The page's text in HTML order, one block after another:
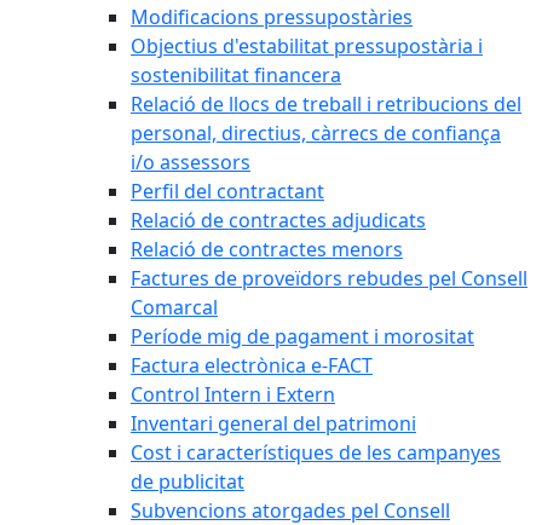
Modificacions pressupostàries
Objectius d'estabilitat pressupostària i
sostenibilitat financera
Relació de llocs de treball i retribucions del
personal, directius, càrrecs de confiança
i/o assessors
Perfil del contractant
Relació de contractes adjudicats
Relació de contractes menors
Factures de proveïdors rebudes pel Consell
Comarcal
Període mig de pagament i morositat
Factura electrònica e-FACT
Control Intern i Extern
Inventari general del patrimoni
Cost i característiques de les campanyes
de publicitat
Subvencions atorgades pel Consell